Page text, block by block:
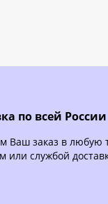
по всей России
Ваш заказ в любую
или службой